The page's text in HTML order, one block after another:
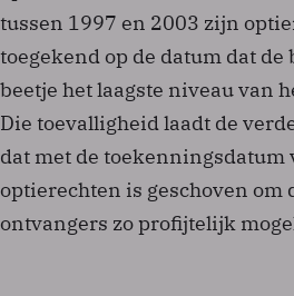
tussen 1997 en 2003 zijn
toegekend op de datum dat de
beetje het laagste niveau van
Die toevalligheid laadt de
dat met de toekenningsdatum
optierechten is geschoven om
ontvangers zo profijtelijk